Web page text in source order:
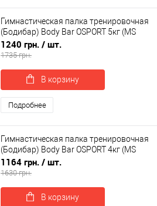
Гимнастическая палка тренировочная
(Бодибар) Body Bar OSPORT 5кг (MS
4154-5)
1240 грн. / шт.
1735 грн.
В корзину
Подробнее
Гимнастическая палка тренировочная
(Бодибар) Body Bar OSPORT 4кг (MS
4154-4)
1164 грн. / шт.
1630 грн.
В корзину